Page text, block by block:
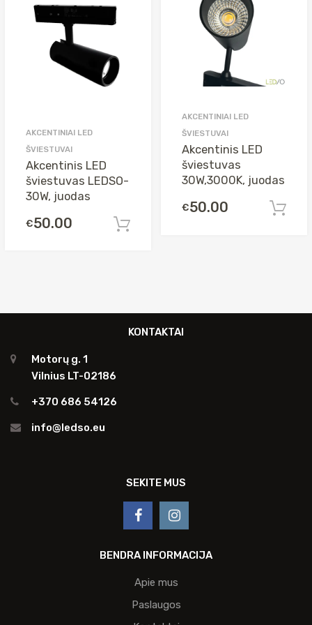
AKCENTINIAI LED
ŠVIESTUVAI
Akcentinis LED
šviestuvas LEDSO-
30W, juodas
€50.00
AKCENTINIAI LED
ŠVIESTUVAI
Akcentinis LED
šviestuvas
30W,3000K, juodas
€50.00
KONTAKTAI
Motorų g. 1
Vilnius LT-02186
+370 686 54126
info@ledso.eu
SEKITE MUS
BENDRA INFORMACIJA
Apie mus
Paslaugos